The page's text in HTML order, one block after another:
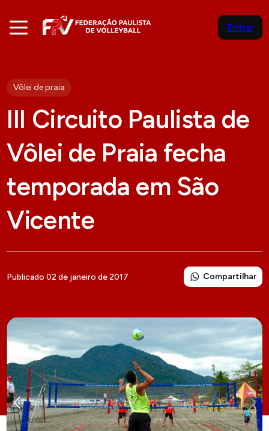
Entrar
Vôlei de praia
III Circuito Paulista de
Vôlei de Praia fecha
temporada em São
Vicente
Publicado 02 de janeiro de 2017 Compartilhar